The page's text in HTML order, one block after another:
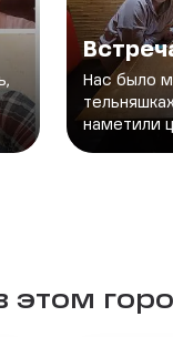
Нас было
наметили
этом